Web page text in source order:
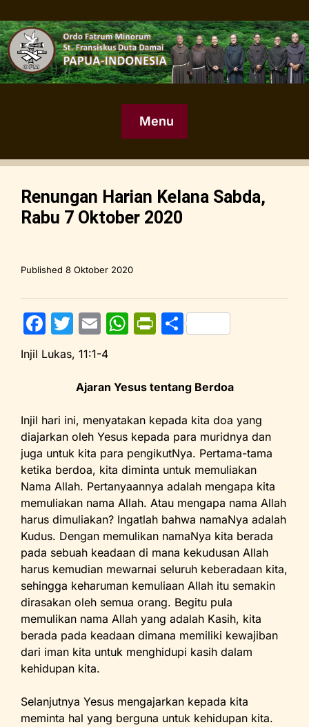
Menu
Renungan Harian Kelana Sabda,
Rabu 7 Oktober 2020
Published 8 Oktober 2020
F
a
c
b
o
o
k
T
w
itt
er
E
m
ai
l
W
s
A
p
p
Pr
ri
e
n
dl
y
S
e
Injil Lukas, 11:1-4
Ajaran Yesus tentang Berdoa
Injil hari ini, menyatakan kepada kita doa yang
diajarkan oleh Yesus kepada para muridnya dan
juga untuk kita para pengikutNya. Pertama-tama
ketika berdoa, kita diminta untuk memuliakan
Nama Allah. Pertanyaannya adalah mengapa kita
memuliakan nama Allah. Atau mengapa nama Allah
harus dimuliakan? Ingatlah bahwa namaNya adalah
Kudus. Dengan memulikan namaNya kita berada
pada sebuah keadaan di mana kekudusan Allah
harus kemudian mewarnai seluruh keberadaan kita,
sehingga keharuman kemuliaan Allah itu semakin
dirasakan oleh semua orang. Begitu pula
memulikan nama Allah yang adalah Kasih, kita
berada pada keadaan dimana memiliki kewajiban
dari iman kita untuk menghidupi kasih dalam
kehidupan kita.
Selanjutnya Yesus mengajarkan kepada kita
meminta hal yang berguna untuk kehidupan kita.